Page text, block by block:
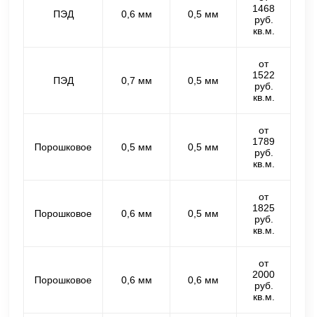
ПЭД 0,6 мм 0,5 мм
1468
руб.
кв.м.
ПЭД 0,7 мм 0,5 мм
от
1522
руб.
кв.м.
Порошковое 0,5 мм 0,5 мм
от
1789
руб.
кв.м.
Порошковое 0,6 мм 0,5 мм
от
1825
руб.
кв.м.
Порошковое 0,6 мм 0,6 мм
от
2000
руб.
кв.м.